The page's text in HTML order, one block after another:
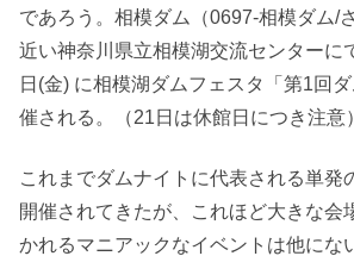
であろう。相模ダム（0697-相模ダム/
近い神奈川県立相模湖交流センターに
日(金) に相模湖ダムフェスタ「第1回
催される。（21日は休館日につき注意）
これまでダムナイトに代表される単発
開催されてきたが、これほど大きな会
かれるマニアックなイベントは他にな